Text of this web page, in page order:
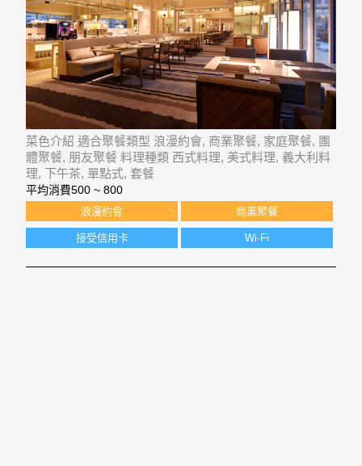
菜色介紹 適合聚餐類型 浪漫約會, 商業聚餐, 家庭聚餐, 團
體聚餐, 朋友聚餐 料理種類 西式料理, 美式料理, 義大利料
理, 下午茶, 單點式, 套餐
平均消費500 ~ 800
浪漫約會 商業聚餐
接受信用卡 Wi-Fi